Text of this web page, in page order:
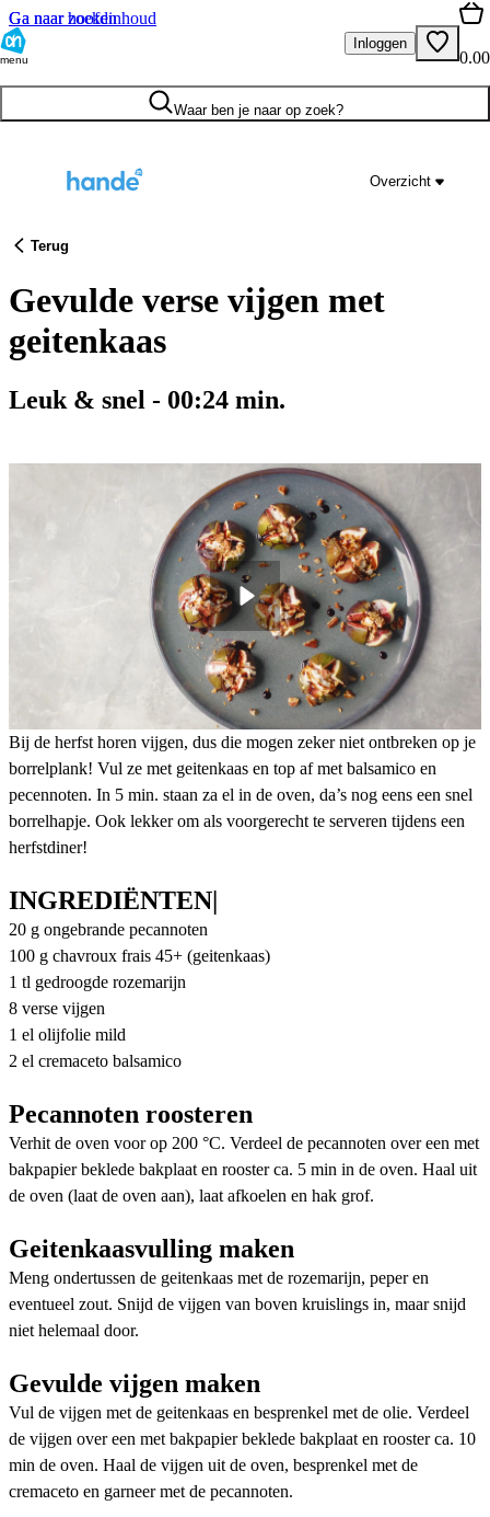
Ga naar hoofdinhoud
Ga naar zoeken
menu
Inloggen
0.00
Waar ben je naar op zoek?
Overzicht
Terug
Gevulde verse vijgen met
geitenkaas
Leuk & snel - 00:24 min.
Bij de herfst horen vijgen, dus die mogen zeker niet ontbreken op je
borrelplank! Vul ze met geitenkaas en top af met balsamico en
pecennoten. In 5 min. staan za el in de oven, da’s nog eens een snel
borrelhapje. Ook lekker om als voorgerecht te serveren tijdens een
herfstdiner!
INGREDIËNTEN|
20 g ongebrande pecannoten
100 g chavroux frais 45+ (geitenkaas)
1 tl gedroogde rozemarijn
8 verse vijgen
1 el olijfolie mild
2 el cremaceto balsamico
Pecannoten roosteren
Verhit de oven voor op 200 °C. Verdeel de pecannoten over een met
bakpapier beklede bakplaat en rooster ca. 5 min in de oven. Haal uit
de oven (laat de oven aan), laat afkoelen en hak grof.
Geitenkaasvulling maken
Meng ondertussen de geitenkaas met de rozemarijn, peper en
eventueel zout. Snijd de vijgen van boven kruislings in, maar snijd
niet helemaal door.
Gevulde vijgen maken
Vul de vijgen met de geitenkaas en besprenkel met de olie. Verdeel
de vijgen over een met bakpapier beklede bakplaat en rooster ca. 10
min de oven. Haal de vijgen uit de oven, besprenkel met de
cremaceto en garneer met de pecannoten.